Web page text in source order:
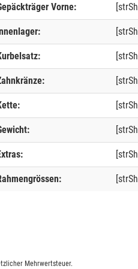
Vorne:
Mehrwertsteuer.